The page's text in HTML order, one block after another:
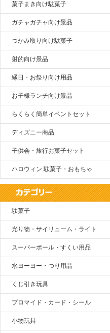
菓子まき向け駄菓子
ガチャガチャ向け景品
つかみ取り向け駄菓子
射的向け景品
縁日・お祭り向け用品
お子様ランチ向け景品
らくらく簡単イベントセット
ディズニー商品
子供会・旅行お菓子セット
ハロウィン 駄菓子・おもちゃ
駄菓子
光り物・サイリューム・ライト
スーパーボール・すくい用品
水ヨーヨー・つり用品
くじ引き玩具
プロマイド・カード・シール
小物玩具